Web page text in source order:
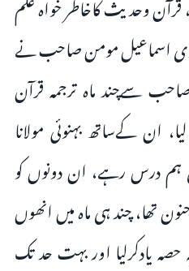
مولوی اسماعیل مومن صاحب نے
سےچند ماہ ترجمہ قرآن
ان کےساتھ بہنوئی مولانا
ہم درس رہے، ان دونوں کو
تھا، چند ہی ماہ میں انھوں
یادکرلیا اور بہت حد تک